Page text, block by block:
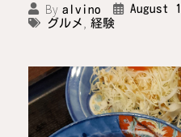
By alvino
August
グルメ , 経験